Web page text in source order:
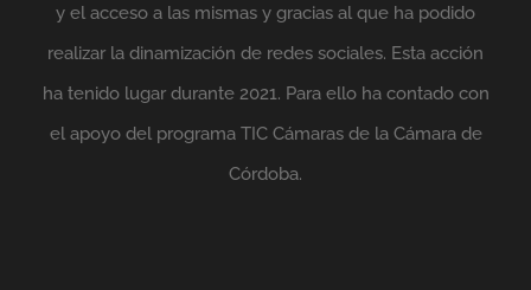
y el acceso a las mismas y gracias al que ha podido
realizar la dinamización de redes sociales. Esta acción
ha tenido lugar durante 2021. Para ello ha contado con
el apoyo del programa TIC Cámaras de la Cámara de
Córdoba.